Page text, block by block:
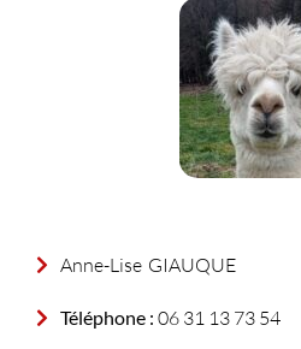
Anne-Lise GIAUQUE
Téléphone : 06 31 13 73 54